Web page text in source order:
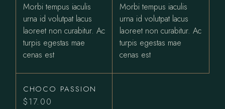
Morbi tempus iaculis
urna id volutpat lacus
laoreet non curabitur. Ac
turpis egestas mae
cenas est
Morbi tempus iaculis
urna id volutpat lacus
laoreet non curabitur. Ac
turpis egestas mae
cenas est
CHOCO PASSION
$17.00